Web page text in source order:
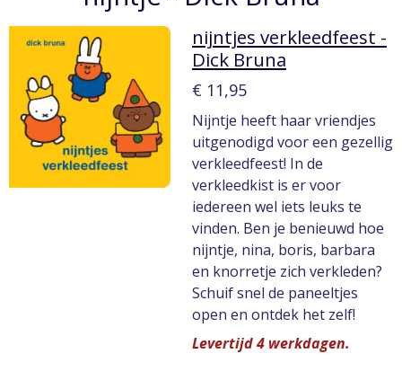
nijntjes verkleedfeest -
Dick Bruna
€ 11,95
Nijntje heeft haar vriendjes
uitgenodigd voor een gezellig
verkleedfeest! In de
verkleedkist is er voor
iedereen wel iets leuks te
vinden. Ben je benieuwd hoe
nijntje, nina, boris, barbara
en knorretje zich verkleden?
Schuif snel de paneeltjes
open en ontdek het zelf!
Levertijd 4 werkdagen.